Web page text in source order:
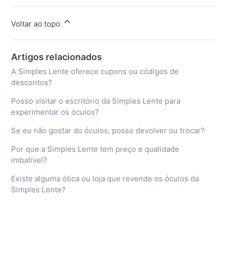
Voltar ao topo
Artigos relacionados
A Simples Lente oferece cupons ou códigos de
descontos?
Posso visitar o escritório da Simples Lente para
experimentar os óculos?
Se eu não gostar do óculos, posso devolver ou trocar?
Por que a Simples Lente tem preço e qualidade
imbatível?
Existe alguma ótica ou loja que revende os óculos da
Simples Lente?